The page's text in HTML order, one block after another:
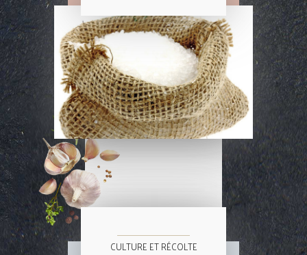
CULTURE ET RÉCOLTE